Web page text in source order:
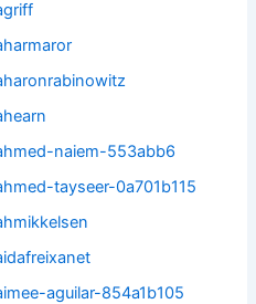
naiem-553abb6
tayseer-0a701b115
aguilar-854a1b105